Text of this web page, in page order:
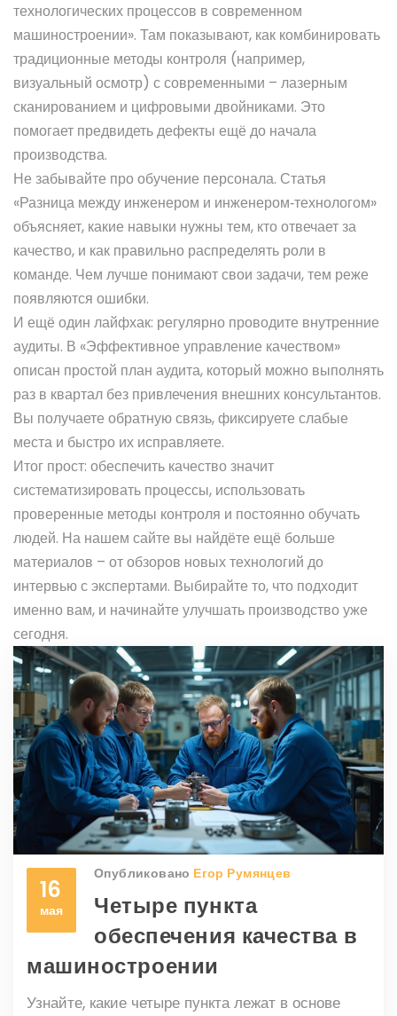
технологических процессов в современном
машиностроении». Там показывают, как комбинировать
традиционные методы контроля (например,
визуальный осмотр) с современными – лазерным
сканированием и цифровыми двойниками. Это
помогает предвидеть дефекты ещё до начала
производства.
Не забывайте про обучение персонала. Статья
«Разница между инженером и инженером‑технологом»
объясняет, какие навыки нужны тем, кто отвечает за
качество, и как правильно распределять роли в
команде. Чем лучше понимают свои задачи, тем реже
появляются ошибки.
И ещё один лайфхак: регулярно проводите внутренние
аудиты. В «Эффективное управление качеством»
описан простой план аудита, который можно выполнять
раз в квартал без привлечения внешних консультантов.
Вы получаете обратную связь, фиксируете слабые
места и быстро их исправляете.
Итог прост: обеспечить качество значит
систематизировать процессы, использовать
проверенные методы контроля и постоянно обучать
людей. На нашем сайте вы найдёте ещё больше
материалов – от обзоров новых технологий до
интервью с экспертами. Выбирайте то, что подходит
именно вам, и начинайте улучшать производство уже
сегодня.
16
мая
Опубликовано Егор Румянцев
Четыре пункта
обеспечения качества в
машиностроении
Узнайте, какие четыре пункта лежат в основе